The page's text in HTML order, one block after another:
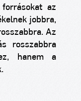
az
jobbra,
Az
rosszabbra
hanem a